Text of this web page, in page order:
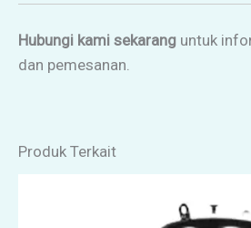
Hubungi kami sekarang untuk
dan pemesanan.
Produk Terkait